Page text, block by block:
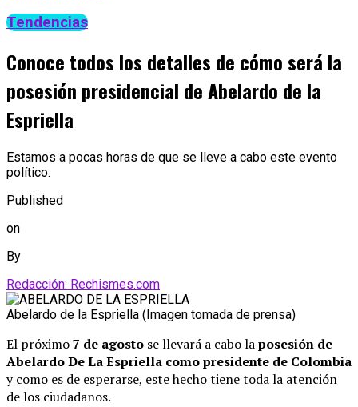
Tendencias
Conoce todos los detalles de cómo será la
posesión presidencial de Abelardo de la
Espriella
Estamos a pocas horas de que se lleve a cabo este evento
político.
Published
on
By
Redacción: Rechismes.com
Abelardo de la Espriella (Imagen tomada de prensa)
El próximo7 de agosto se llevará a cabo laposesión de
Abelardo De La Espriella como presidente de Colombia
y como es de esperarse, este hecho tiene toda la atención
de los ciudadanos.